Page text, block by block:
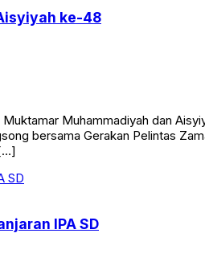
ke-48
Muhammadiyah dan
bersama Gerakan Pelintas
IPA SD